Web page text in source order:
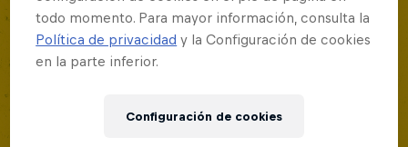
todo momento. Para mayor información, consulta la
Política de privacidad y la Configuración de cookies
en la parte inferior.
Configuración de cookies